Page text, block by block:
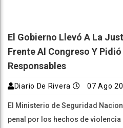
El Gobierno Llevó A La
Frente Al Congreso Y
Responsables
Diario De Rivera 07 Ago
El Ministerio de Seguridad
penal por los hechos de